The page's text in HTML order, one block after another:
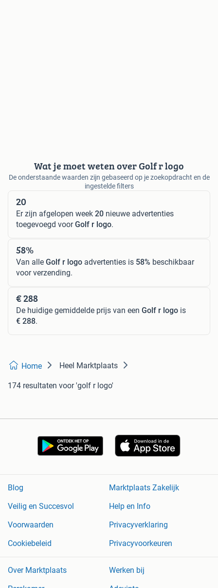
Wat je moet weten over Golf r logo
De onderstaande waarden zijn gebaseerd op je zoekopdracht en de
ingestelde filters
20
Er zijn afgelopen week 20 nieuwe advertenties
toegevoegd voorGolf r logo.
58%
Van alle Golf r logo advertenties is 58% beschikbaar
voor verzending.
€ 288
De huidige gemiddelde prijs van een Golf r logo is
€ 288.
Home Heel Marktplaats
174 resultaten voor 'golf r logo'
Blog
Marktplaats Zakelijk
Veilig en Succesvol
Help en Info
Voorwaarden
Privacyverklaring
Cookiebeleid
Privacyvoorkeuren
Over Marktplaats
Werken bij